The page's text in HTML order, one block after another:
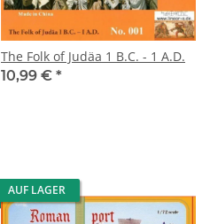
The Folk of Judäa 1 B.C. - 1 A.D.
10,99 € *
AUF LAGER